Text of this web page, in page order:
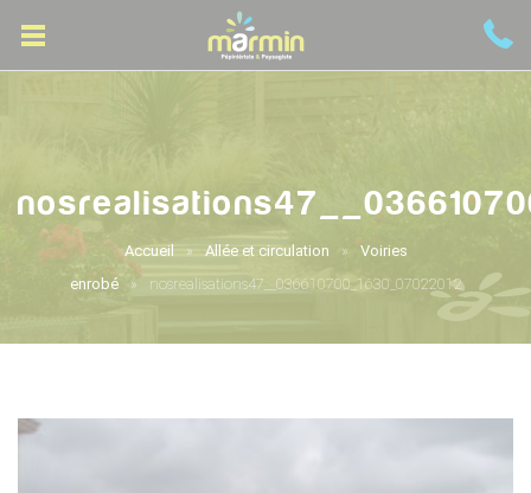
Accueil Allée et circulation
Voiries
enrobé
nosrealisations47__036610700_1630_07022012